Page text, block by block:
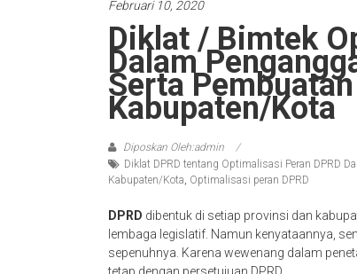
Februari 10, 2020
Diklat / Bimtek
Dalam
Serta
Kabupaten/Kota
Diposkan Oleh:admin
Diklat DPRD tentang Optimalisasi Peran DPRD
Kabupaten/Kota, Optimalisasi peran DPRD
DPRD dibentuk di setiap provinsi dan
lembaga legislatif. Namun kenyataannya,
sepenuhnya. Karena wewenang dalam